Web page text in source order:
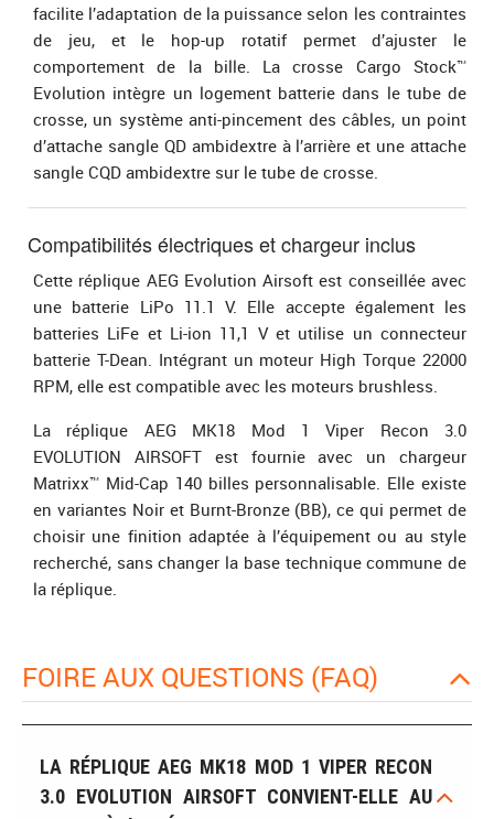
facilite l’adaptation de la puissance selon les contraintes
de jeu, et le hop-up rotatif permet d’ajuster le
comportement de la bille. La crosse Cargo Stock™
Evolution intègre un logement batterie dans le tube de
crosse, un système anti-pincement des câbles, un point
d’attache sangle QD ambidextre à l’arrière et une attache
sangle CQD ambidextre sur le tube de crosse.
Compatibilités électriques et chargeur inclus
Cette réplique AEG Evolution Airsoft est conseillée avec
une batterie LiPo 11.1 V. Elle accepte également les
batteries LiFe et Li-ion 11,1 V et utilise un connecteur
batterie T-Dean. Intégrant un moteur High Torque 22000
RPM, elle est compatible avec les moteurs brushless.
La réplique AEG MK18 Mod 1 Viper Recon 3.0
EVOLUTION AIRSOFT est fournie avec un chargeur
Matrixx™ Mid-Cap 140 billes personnalisable. Elle existe
en variantes Noir et Burnt-Bronze (BB), ce qui permet de
choisir une finition adaptée à l’équipement ou au style
recherché, sans changer la base technique commune de
la réplique.
FOIRE AUX QUESTIONS (FAQ)
LA RÉPLIQUE AEG MK18 MOD 1 VIPER RECON
3.0 EVOLUTION AIRSOFT CONVIENT-ELLE AU